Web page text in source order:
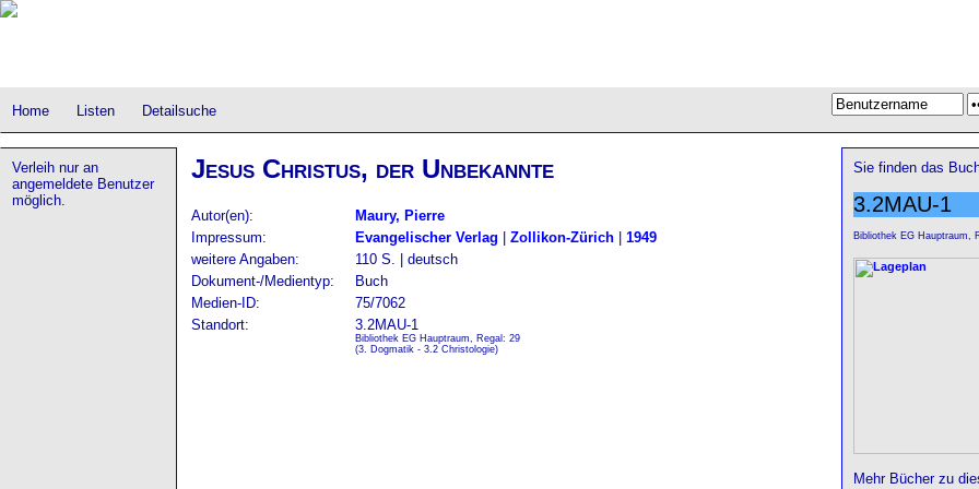
Home Listen Detailsuche
Verleih nur an
angemeldete Benutzer
möglich.
Jesus Christus, der Unbekannte
Autor(en):
Maury, Pierre
Impressum:
Evangelischer Verlag Zollikon-Zürich
1949
weitere Angaben:
110 S. | deutsch
Dokument-/Medientyp:
Buch
Medien-ID:
75/7062
Standort:
3.2MAU-1
Bibliothek EG Hauptraum, Regal: 29
(3. Dogmatik - 3.2 Christologie)
Sie finden das
3.2MAU-1
Bibliothek EG Hauptraum,
Mehr Bücher zu